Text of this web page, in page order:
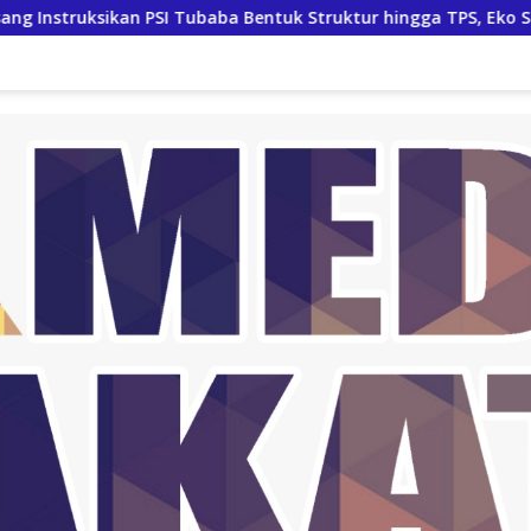
Bentuk Struktur hingga TPS, Eko Sunarko Siap Tancap